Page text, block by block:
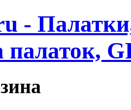
-
палаток,